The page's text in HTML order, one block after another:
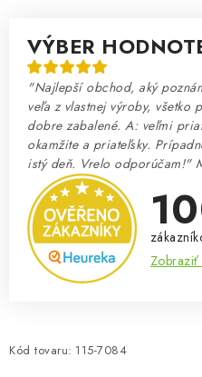
VÝBER
"Najlepší obchod, aký
veľa z vlastnej výroby, všetko
dobre zabalené. A: veľmi
okamžite a priateľsky.
istý deň. Vrelo odporúčam!"
Zobraziť
Kód tovaru: 115-7084